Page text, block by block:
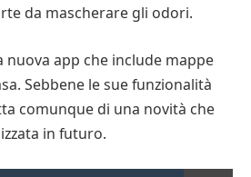
da mascherare gli odori.
nuova app che include mappe
Sebbene le sue funzionalità
comunque di una novità che
in futuro.